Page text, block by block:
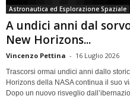
Astronautica ed Esplorazione Spaziale
A undici anni dal
New Horizons...
Vincenzo Pettina - 16 Luglio 2026
Trascorsi ormai undici anni dallo
Horizons della NASA continua il suo
Dopo un nuovo risveglio